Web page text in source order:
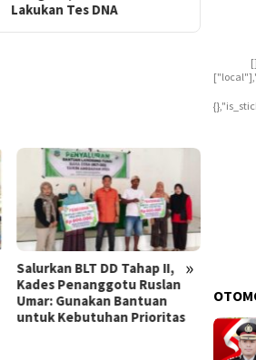
Lakukan Tes DNA
»
Salurkan BLT DD Tahap II,
Kades Penanggotu Ruslan
Umar: Gunakan Bantuan
untuk Kebutuhan Prioritas
Buka